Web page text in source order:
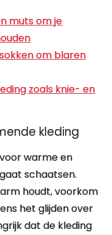
muts om je
om blaren
zoals knie- en
kleding
warme en
schaatsen.
houdt, voorkom
het glijden over
dat de kleding